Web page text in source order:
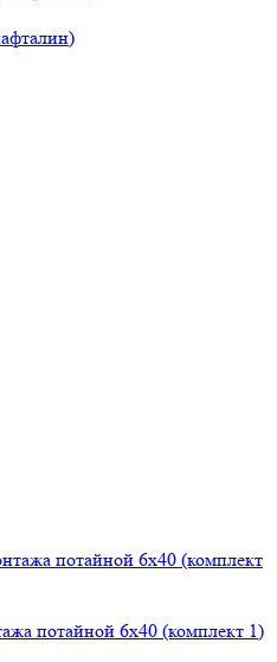
потайной 6х40 (комплект 1)